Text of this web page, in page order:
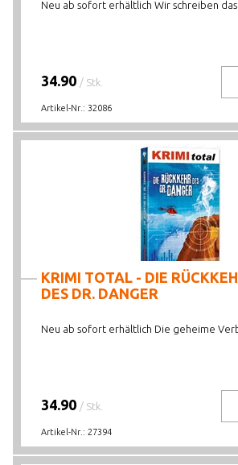
Neu ab sofort erhältlich Wir schreiben das
34.90 / Stk.
Artikel-Nr.: 32086
KRIMI TOTAL - DIE
DES DR. DANGER
Neu ab sofort erhältlich Die geheime
34.90 / Stk.
Artikel-Nr.: 27394